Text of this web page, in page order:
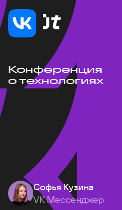
Конференция
о технологиях
Софья Кузина
VK Мессенджер